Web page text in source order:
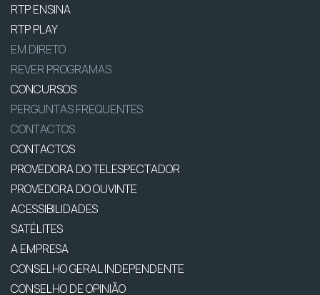
RTP ENSINA
RTP PLAY
EM DIRETO
REVER PROGRAMAS
CONCURSOS
PERGUNTAS FREQUENTES
CONTACTOS
CONTACTOS
PROVEDORA DO TELESPECTADOR
PROVEDORA DO OUVINTE
ACESSIBILIDADES
SATÉLITES
A EMPRESA
CONSELHO GERAL INDEPENDENTE
CONSELHO DE OPINIÃO